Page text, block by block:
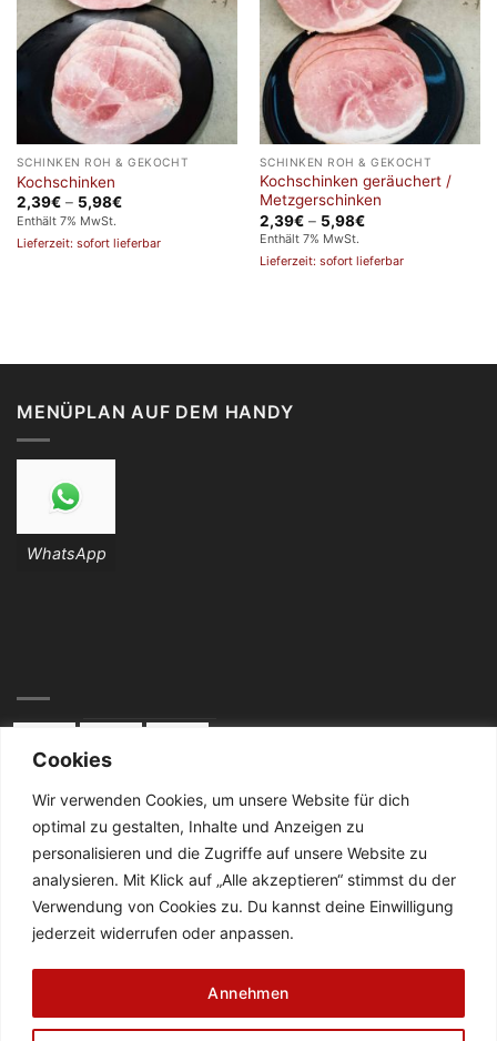
Cookies
Wir verwenden Cookies, um unsere Website für dich
optimal zu gestalten, Inhalte und Anzeigen zu
personalisieren und die Zugriffe auf unsere Website zu
analysieren. Mit Klick auf „Alle akzeptieren“ stimmst du der
Verwendung von Cookies zu. Du kannst deine Einwilligung
jederzeit widerrufen oder anpassen.
Annehmen
SCHINKEN ROH & GEKOCHT
Kochschinken
2,39€ – 5,98€Preisspanne:
5,98€
Enthält 7% MwSt.
Lieferzeit: sofort lieferbar
SCHINKEN ROH & GEKOCHT
Kochschinken geräuchert /
Metzgerschinken
2,39€ – 5,98€Preisspanne:
5,98€
Enthält 7% MwSt.
Lieferzeit: sofort lieferbar
MENÜPLAN AUF DEM HANDY
WhatsApp
KONTAKT:
Telefon: 02834 / 2024
De Cabanes-Straße 4
47638 Straelen